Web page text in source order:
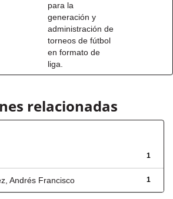
para la
generación y
administración de
torneos de fútbol
en formato de
liga.
relacionadas
1
1
Andrés Francisco